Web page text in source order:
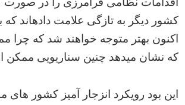
کشور دیگر به تازگی علامت دادهاند
اکنون بهتر متوجه خواهند شد که چرا
که نشان میدهد چنین سناریویی ممکن
این بود رویکرد انزجار آمیز کشور